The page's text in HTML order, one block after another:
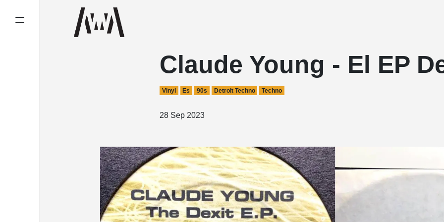
Claude Young - El EP
Vinyl Es 90s Detroit Techno Techno
28 Sep 2023